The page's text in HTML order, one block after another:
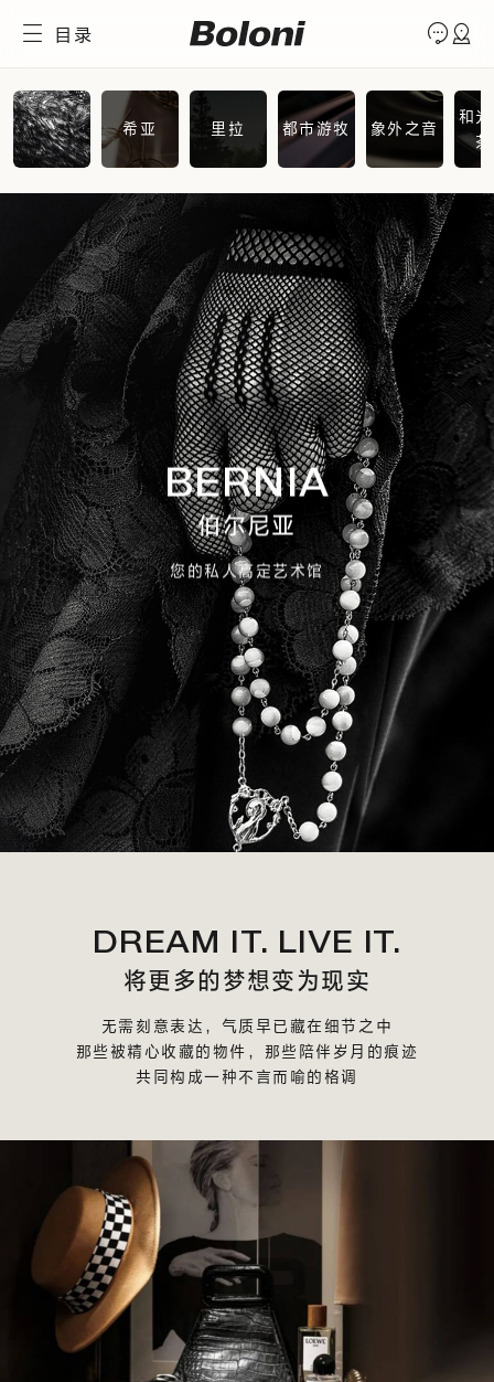
目录
希亚 里拉 都市游牧 象外之音
和
BERNIA
伯尔尼亚
您的私人高定艺术馆
DREAM IT. LIVE IT.
将更多的梦想变为现实
无需刻意表达，气质早已藏在细节之中
那些被精心收藏的物件，那些陪伴岁月的痕迹
共同构成一种不言而喻的格调